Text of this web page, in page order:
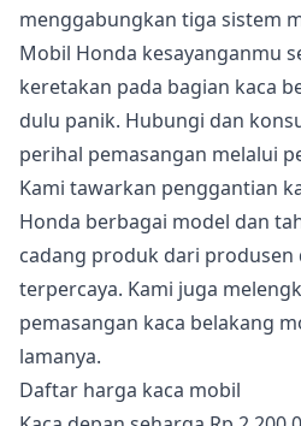
menggabungkan tiga sistem
Mobil Honda kesayanganmu
keretakan pada bagian kaca
dulu panik. Hubungi dan
perihal pemasangan melalui
Kami tawarkan penggantian
Honda berbagai model dan
cadang produk dari produsen
terpercaya. Kami juga
pemasangan kaca belakang
lamanya.
Daftar harga kaca mobil